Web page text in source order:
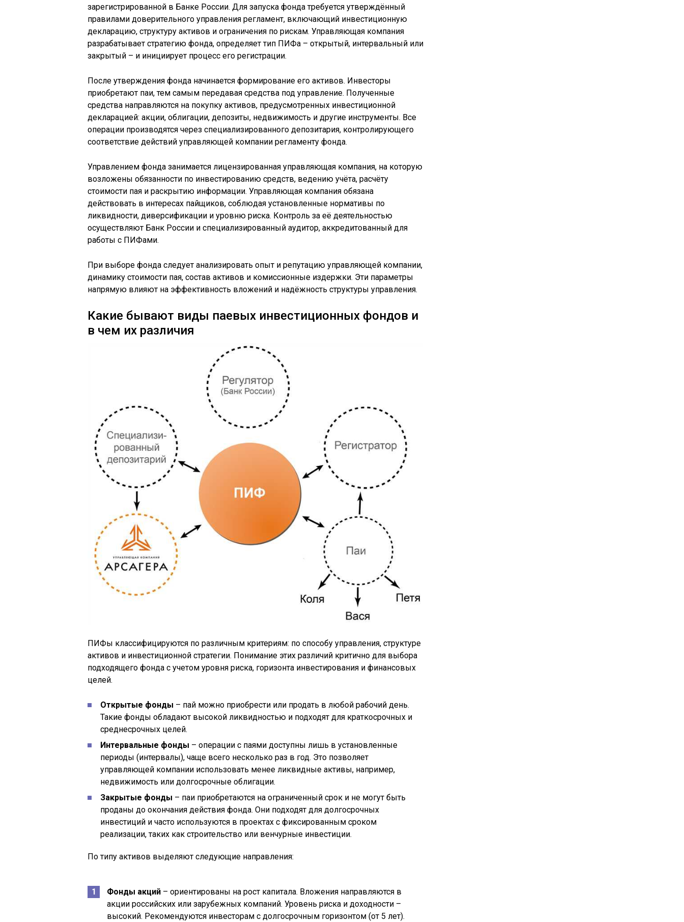
зарегистрированной в Банке России. Для запуска фонда требуется утверждённый
правилами доверительного управления регламент, включающий инвестиционную
декларацию, структуру активов и ограничения по рискам. Управляющая компания
разрабатывает стратегию фонда, определяет тип ПИФа – открытый, интервальный или
закрытый – и инициирует процесс его регистрации.
После утверждения фонда начинается формирование его активов. Инвесторы
приобретают паи, тем самым передавая средства под управление. Полученные
средства направляются на покупку активов, предусмотренных инвестиционной
декларацией: акции, облигации, депозиты, недвижимость и другие инструменты. Все
операции производятся через специализированного депозитария, контролирующего
соответствие действий управляющей компании регламенту фонда.
Управлением фонда занимается лицензированная управляющая компания, на которую
возложены обязанности по инвестированию средств, ведению учёта, расчёту
стоимости пая и раскрытию информации. Управляющая компания обязана
действовать в интересах пайщиков, соблюдая установленные нормативы по
ликвидности, диверсификации и уровню риска. Контроль за её деятельностью
осуществляют Банк России и специализированный аудитор, аккредитованный для
работы с ПИФами.
При выборе фонда следует анализировать опыт и репутацию управляющей компании,
динамику стоимости пая, состав активов и комиссионные издержки. Эти параметры
напрямую влияют на эффективность вложений и надёжность структуры управления.
Какие бывают виды паевых инвестиционных фондов и
в чем их различия
ПИФы классифицируются по различным критериям: по способу управления, структуре
активов и инвестиционной стратегии. Понимание этих различий критично для выбора
подходящего фонда с учетом уровня риска, горизонта инвестирования и финансовых
целей.
Открытые фонды – пай можно приобрести или продать в любой рабочий день.
Такие фонды обладают высокой ликвидностью и подходят для краткосрочных и
среднесрочных целей.
Интервальные фонды – операции с паями доступны лишь в установленные
периоды (интервалы), чаще всего несколько раз в год. Это позволяет
управляющей компании использовать менее ликвидные активы, например,
недвижимость или долгосрочные облигации.
Закрытые фонды – паи приобретаются на ограниченный срок и не могут быть
проданы до окончания действия фонда. Они подходят для долгосрочных
инвестиций и часто используются в проектах с фиксированным сроком
реализации, таких как строительство или венчурные инвестиции.
По типу активов выделяют следующие направления:
Фонды акций – ориентированы на рост капитала. Вложения направляются в
акции российских или зарубежных компаний. Уровень риска и доходности –
высокий. Рекомендуются инвесторам с долгосрочным горизонтом (от 5 лет).